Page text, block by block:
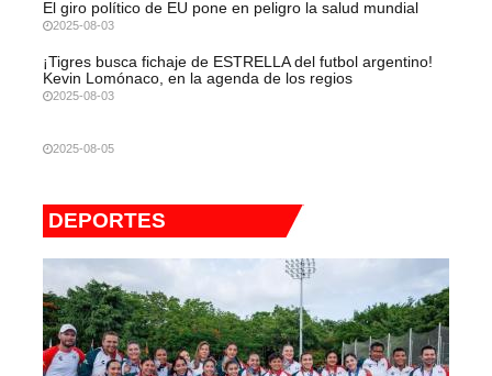
El giro político de EU pone en peligro la salud mundial
2025-08-03
¡Tigres busca fichaje de ESTRELLA del futbol argentino!
Kevin Lomónaco, en la agenda de los regios
2025-08-03
2025-08-05
DEPORTES